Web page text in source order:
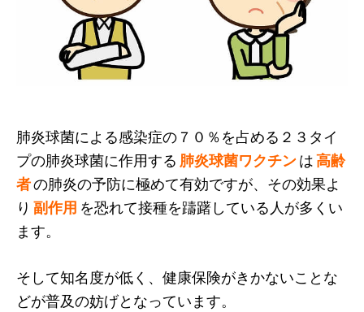
肺炎球菌による感染症の７０％を占める２３タイ
プの肺炎球菌に作用する 肺炎球菌ワクチンは高齢
者の肺炎の予防に極めて有効ですが、その効果よ
り 副作用 を恐れて接種を躊躇している人が多くい
ます。
そして知名度が低く、健康保険がきかないことな
どが普及の妨げとなっています。